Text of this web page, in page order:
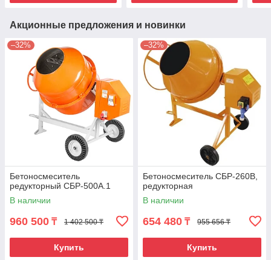
Акционные предложения и новинки
–32%
Бетоносмеситель
редукторный СБР-500А.1
В наличии
960 500 ₸ 1 402 500 ₸
Купить
–32%
Бетоносмеситель СБР-260В,
редукторная
В наличии
654 480 ₸ 955 656 ₸
Купить